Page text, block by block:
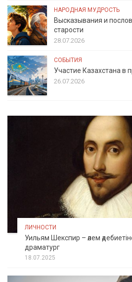
НАРОДНАЯ МУДРОСТЬ
Высказывания и
старости
28.07.2026
СОБЫТИЯ
Участие Казахстана в
26.07.2026
ЛИЧНОСТИ
Уильям Шекспир – әлем
драматург
18.07.2025